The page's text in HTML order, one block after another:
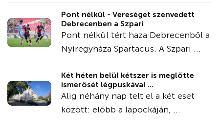
Pont nélkül - Vereséget szenvedett
Debrecenben a Szpari
Pont nélkül tért haza Debrecenből a
Nyíregyháza Spartacus. A Szpari ...
Két héten belül kétszer is meglőtte
ismerősét légpuskával ...
Alig néhány nap telt el a két eset
között: előbb a lapockáján, ...